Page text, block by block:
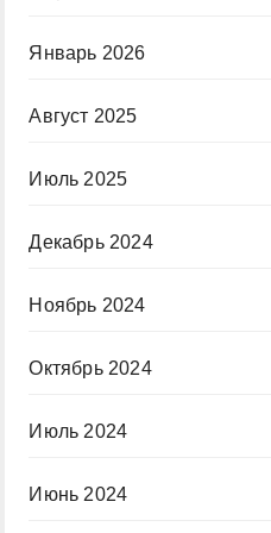
Январь 2026
Август 2025
Июль 2025
Декабрь 2024
Ноябрь 2024
Октябрь 2024
Июль 2024
Июнь 2024